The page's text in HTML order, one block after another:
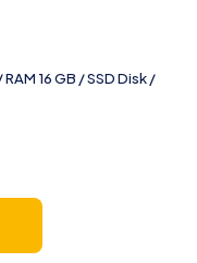
16 GB / SSD Disk /